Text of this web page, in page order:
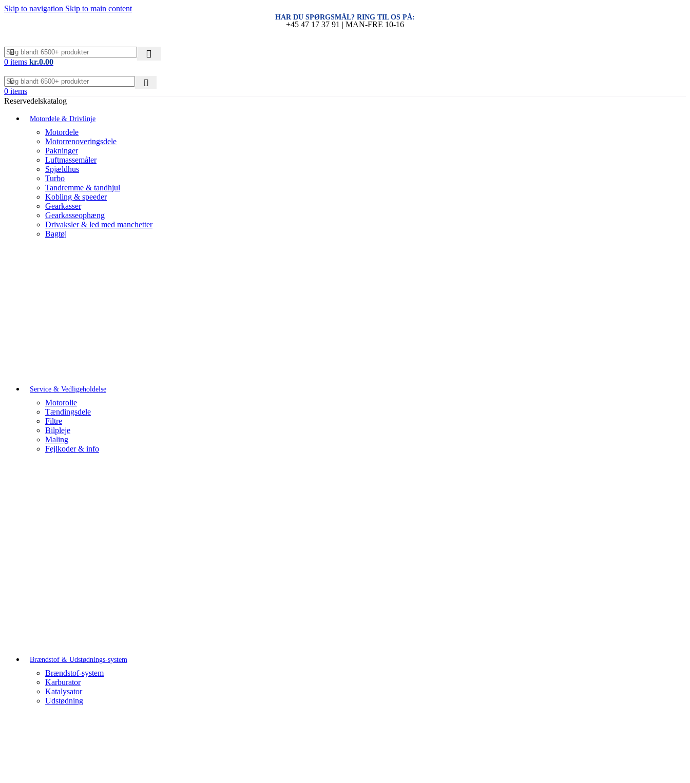
Skip to navigation Skip to main content
HAR DU SPØRGSMÅL? RING TIL OS PÅ:
+45 47 17 37 91 | MAN-FRE 10-16
0 items kr.0.00
0 items
Reservedelskatalog
Motordele & Drivlinje
Motordele
Motorrenoveringsdele
Pakninger
Luftmassemåler
Spjældhus
Turbo
Tandremme & tandhjul
Kobling & speeder
Gearkasser
Gearkasseophæng
Drivaksler & led med manchetter
Bagtøj
Service & Vedligeholdelse
Motorolie
Tændingsdele
Filtre
Bilpleje
Maling
Fejlkoder & info
Brændstof & Udstødnings-system
Brændstof-system
Karburator
Katalysator
Udstødning